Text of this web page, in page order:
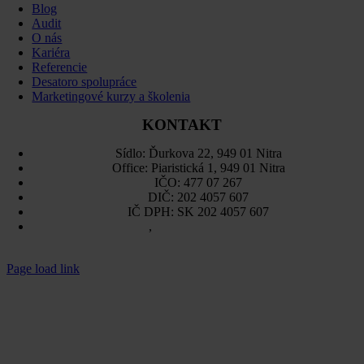
Navigation
Blog
Audit
O nás
Kariéra
Referencie
Desatoro spolupráce
Marketingové kurzy a školenia
KONTAKT
Sídlo: Ďurkova 22, 949 01 Nitra
Office: Piaristická 1, 949 01 Nitra
IČO: 477 07 267
DIČ: 202 4057 607
IČ DPH: SK 202 4057 607
,
Page load link